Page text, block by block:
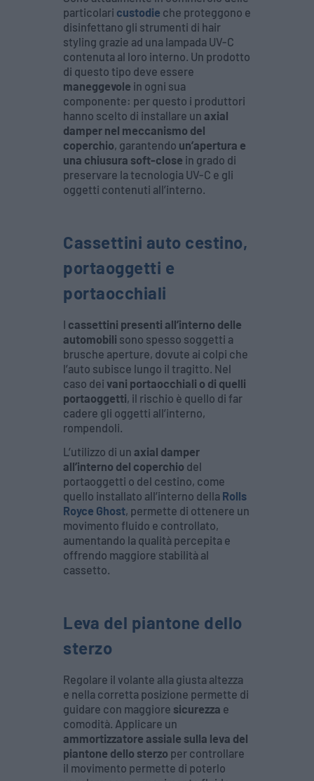
particolari custodie che proteggono e
disinfettano gli strumenti di hair
styling grazie ad una lampada UV-C
contenuta al loro interno. Un prodotto
di questo tipo deve essere
maneggevole in ogni sua
componente: per questo i produttori
hanno scelto di installare un axial
damper nel meccanismo del
coperchio, garantendo un’apertura e
una chiusura soft-close in grado di
preservare la tecnologia UV-C e gli
oggetti contenuti all’interno.
Cassettini auto cestino,
portaoggetti e
portaocchiali
I cassettini presenti all’interno delle
automobili sono spesso soggetti a
brusche aperture, dovute ai colpi che
l’auto subisce lungo il tragitto. Nel
caso dei vani portaocchiali o di quelli
portaoggetti, il rischio è quello di far
cadere gli oggetti all’interno,
rompendoli.
L’utilizzo di un axial damper
all’interno del coperchio del
portaoggetti o del cestino, come
quello installato all’interno della Rolls
Royce Ghost, permette di ottenere un
movimento fluido e controllato,
aumentando la qualità percepita e
offrendo maggiore stabilità al
cassetto.
Leva del piantone dello
sterzo
Regolare il volante alla giusta altezza
e nella corretta posizione permette di
guidare con maggiore sicurezza e
comodità. Applicare un
ammortizzatore assiale sulla leva del
piantone dello sterzo per controllare
il movimento permette di poterlo